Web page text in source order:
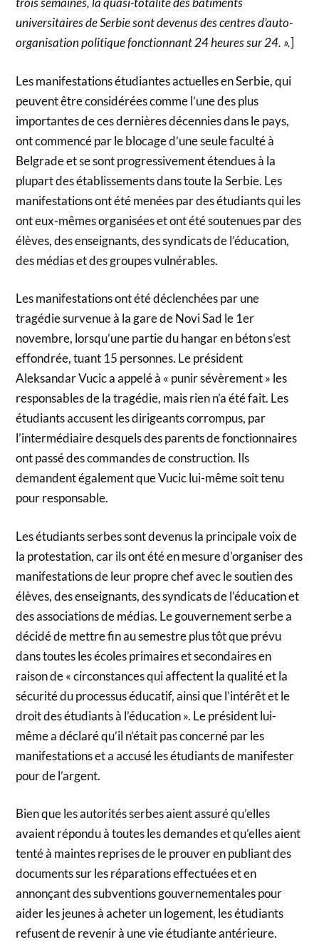
universitaires de Serbie sont devenus des centres d’auto-
organisation politique fonctionnant 24 heures sur 24. ».]
Les manifestations étudiantes actuelles en Serbie, qui
peuvent être considérées comme l’une des plus
importantes de ces dernières décennies dans le pays,
ont commencé par le blocage d’une seule faculté à
Belgrade et se sont progressivement étendues à la
plupart des établissements dans toute la Serbie. Les
manifestations ont été menées par des étudiants qui les
ont eux-mêmes organisées et ont été soutenues par des
élèves, des enseignants, des syndicats de l’éducation,
des médias et des groupes vulnérables.
Les manifestations ont été déclenchées par une
tragédie survenue à la gare de Novi Sad le 1er
novembre, lorsqu’une partie du hangar en béton s’est
effondrée, tuant 15 personnes. Le président
Aleksandar Vucic a appelé à « punir sévèrement » les
responsables de la tragédie, mais rien n’a été fait. Les
étudiants accusent les dirigeants corrompus, par
l’intermédiaire desquels des parents de fonctionnaires
ont passé des commandes de construction. Ils
demandent également que Vucic lui-même soit tenu
pour responsable.
Les étudiants serbes sont devenus la principale voix de
la protestation, car ils ont été en mesure d’organiser des
manifestations de leur propre chef avec le soutien des
élèves, des enseignants, des syndicats de l’éducation et
des associations de médias. Le gouvernement serbe a
décidé de mettre fin au semestre plus tôt que prévu
dans toutes les écoles primaires et secondaires en
raison de « circonstances qui affectent la qualité et la
sécurité du processus éducatif, ainsi que l’intérêt et le
droit des étudiants à l’éducation ». Le président lui-
même a déclaré qu’il n’était pas concerné par les
manifestations et a accusé les étudiants de manifester
pour de l’argent.
Bien que les autorités serbes aient assuré qu’elles
avaient répondu à toutes les demandes et qu’elles aient
tenté à maintes reprises de le prouver en publiant des
documents sur les réparations effectuées et en
annonçant des subventions gouvernementales pour
aider les jeunes à acheter un logement, les étudiants
refusent de revenir à une vie étudiante antérieure.